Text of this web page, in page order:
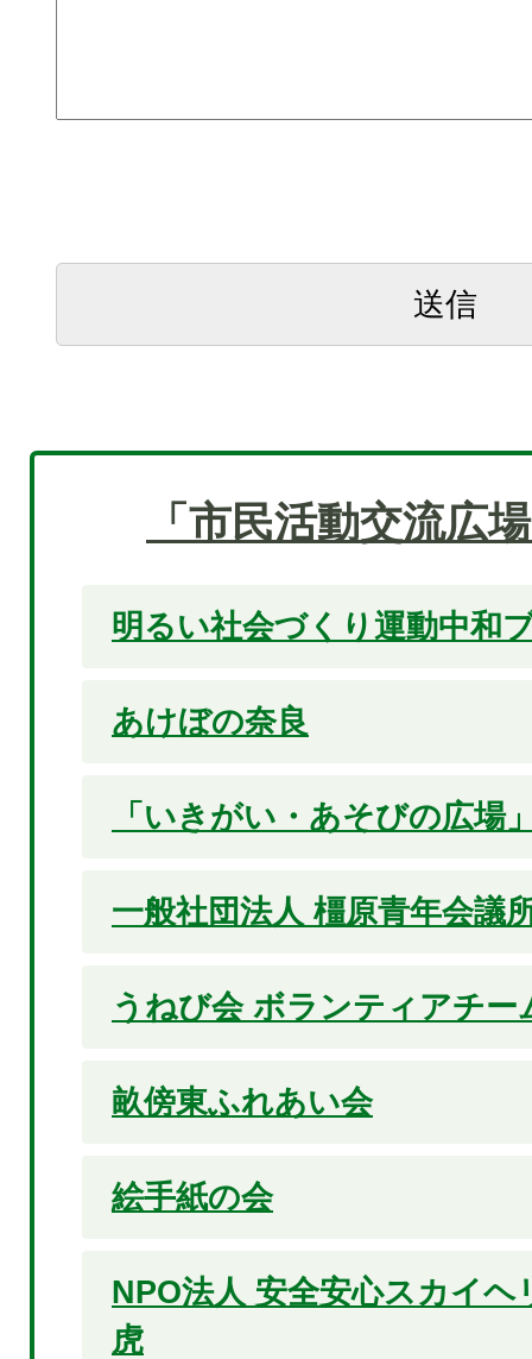
「市民活動交流広
明るい社会づくり運動中和
あけぼの奈良
「いきがい・あそびの広場
一般社団法人 橿原青年会議
うねび会 ボランティアチー
畝傍東ふれあい会
絵手紙の会
NPO法人 安全安心スカイヘ
虎